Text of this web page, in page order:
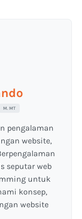
M. MT
pengalaman
website,
seputar web
untuk
konsep,
website